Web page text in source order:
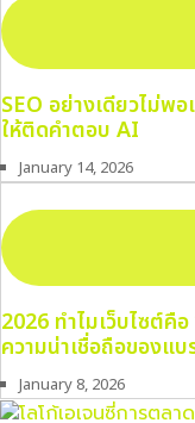
SEO อย่างเดียวไม่พ
ให้ติดคำตอบ AI
January 14, 2026
2026 ทำไมเว็บไซต์
ความน่าเชื่อถือของแ
January 8, 2026